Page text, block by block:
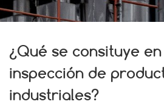
¿Qué se consituye
inspección de
industriales?